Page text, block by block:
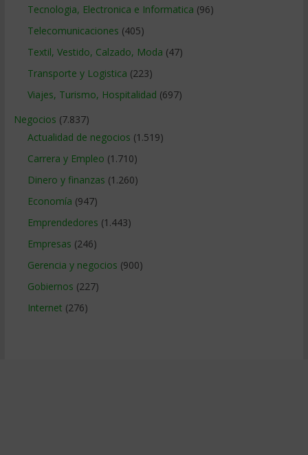
Tecnologia, Electronica e Informatica (96)
Telecomunicaciones (405)
Textil, Vestido, Calzado, Moda (47)
Transporte y Logistica (223)
Viajes, Turismo, Hospitalidad (697)
Negocios (7.837)
Actualidad de negocios (1.519)
Carrera y Empleo (1.710)
Dinero y finanzas (1.260)
Economía (947)
Emprendedores (1.443)
Empresas (246)
Gerencia y negocios (900)
Gobiernos (227)
Internet (276)